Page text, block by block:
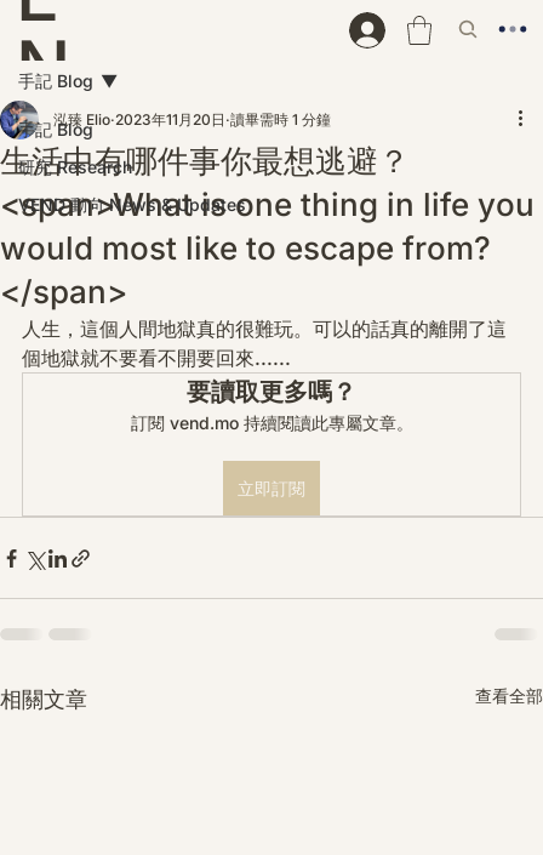
N
D
手記 Blog
研究 Research
VEND 動向 News & Updates
手記 Blog
生活中有哪件事你最想逃避？
<span>What is one thing in life you
would most like to escape from?
</span>
泓臻 Elio 2023年11月20日 讀畢需時 1 分鐘
人生，這個人間地獄真的很難玩。可以的話真的離開了這
個地獄就不要看不開要回來......
要讀取更多嗎？
訂閱 vend.mo 持續閱讀此專屬文章。
立即訂閱
相關文章 查看全部